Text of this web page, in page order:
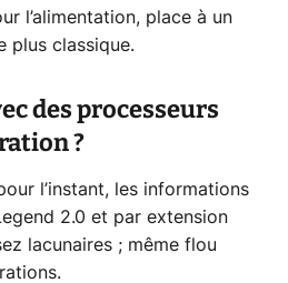
l’alimentation, place à un
plus classique.
des processeurs
?
l’instant, les informations
2.0 et par extension
lacunaires ; même flou